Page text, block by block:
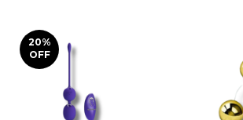
20%
OFF